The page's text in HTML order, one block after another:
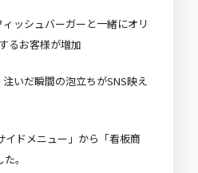
ッシュバーガーと一緒にオリ
るお客様が増加
いだ瞬間の泡立ちがSNS映え
イドメニュー」から「看板商
。